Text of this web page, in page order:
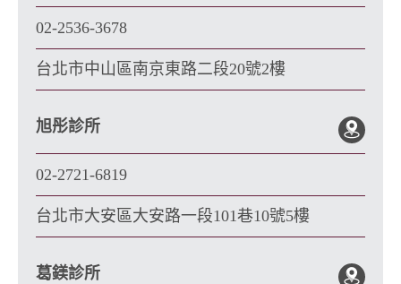
02-2536-3678
台北市中山區南京東路二段20號2樓
旭彤診所
02-2721-6819
台北市大安區大安路一段101巷10號5樓
葛鎂診所